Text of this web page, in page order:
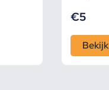
€5
Bekijk